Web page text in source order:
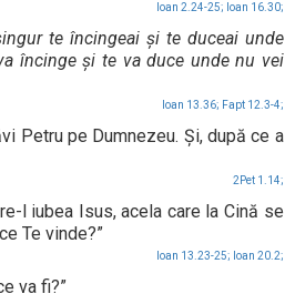
Ioan 2.24-25; Ioan 16.30;
te încingeai şi te duceai unde
încinge şi te va duce unde nu vei
Ioan 13.36; Fapt 12.3-4;
Petru pe Dumnezeu. Şi, după ce a
2Pet 1.14;
l iubea Isus, acela care la Cină se
Te vinde?”
Ioan 13.23-25; Ioan 20.2;
va fi?”